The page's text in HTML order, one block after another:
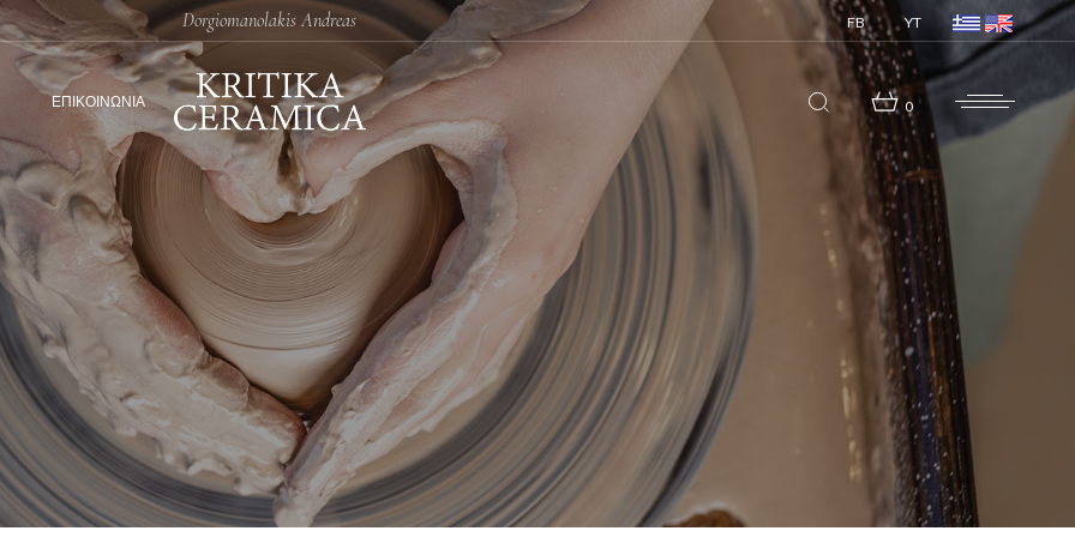
Dorgiomanolakis Andreas FB YT
ΕΠΙΚΟΙΝΩΝΙΑ 0